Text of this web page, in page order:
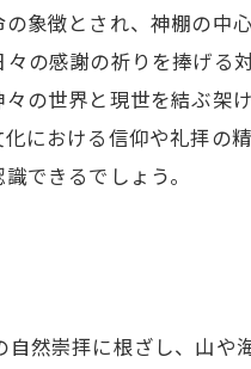
象徴とされ、神棚の中
の感謝の祈りを捧げる
の世界と現世を結ぶ架
における信仰や礼拝の
できるでしょう。
然崇拝に根ざし、山や